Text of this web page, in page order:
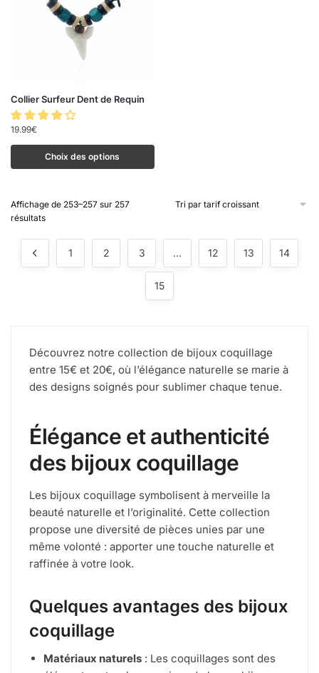
Collier Surfeur Dent de Requin
19.99€
Choix des options
Affichage de 253–257 sur 257
résultats
1 2 3 … 12 13 14
15
Découvrez notre collection de bijoux coquillage
entre 15€ et 20€, où l’élégance naturelle se marie à
des designs soignés pour sublimer chaque tenue.
Élégance et authenticité
des bijoux coquillage
Les bijoux coquillage symbolisent à merveille la
beauté naturelle et l’originalité. Cette collection
propose une diversité de pièces unies par une
même volonté : apporter une touche naturelle et
raffinée à votre look.
Quelques avantages des bijoux
coquillage
Matériaux naturels : Les coquillages sont des